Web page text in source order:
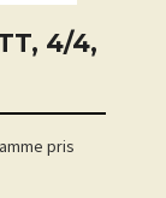
4/4,
pris